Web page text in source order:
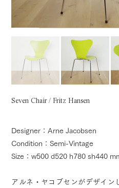
Seven Chair / Fritz Hansen
Designer：Arne Jacobsen
Condition：Semi-Vintage
Size：w500 d520 h780 sh440
アルネ・ヤコブセンがデザイン